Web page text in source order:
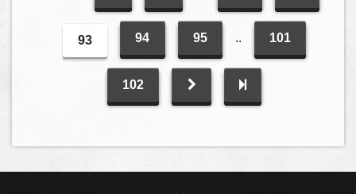
93 94 95 .. 101
102